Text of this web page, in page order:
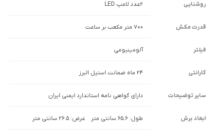
روشنایی 2عدد لامپ LED
قدرت مکش 700 متر مکعب بر ساعت
فیلتر آلومینیومی
گارانتی 24 ماه ضمانت استیل البرز
سایر توضیحات دارای گواهی نامه استاندارد ایمنی ایران
ابعاد برش طول: 65.6 سانتی متر عرض: 26.5 سانتی متر